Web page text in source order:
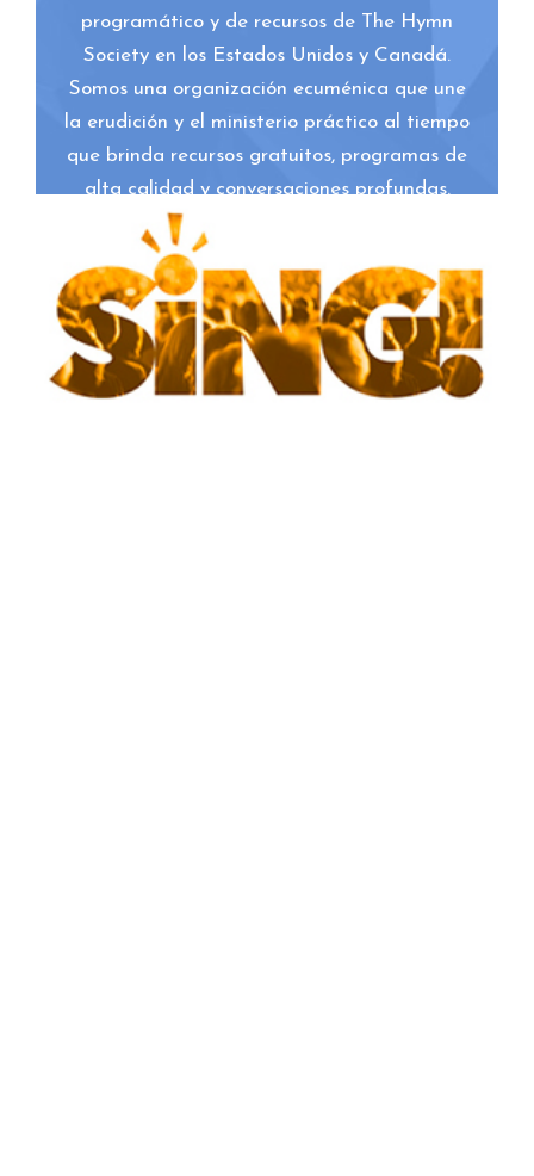
programático y de recursos de The Hymn
Society en los Estados Unidos y Canadá.
Somos una organización ecuménica que une
la erudición y el ministerio práctico al tiempo
que brinda recursos gratuitos, programas de
alta calidad y conversaciones profundas.